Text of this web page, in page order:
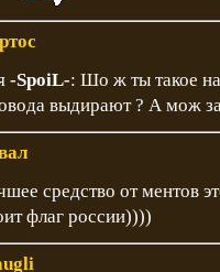
-SpoiL-: Шо ж ты такое
выдирают ? А мож
средство от ментов
флаг россии))))